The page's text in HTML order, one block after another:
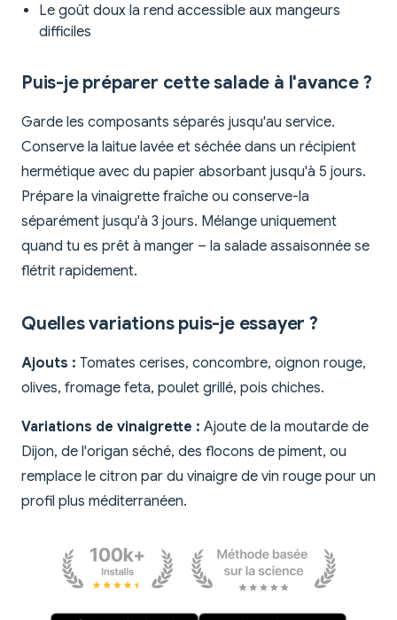
Le goût doux la rend accessible aux mangeurs
difficiles
Puis-je préparer cette salade à l'avance ?
Garde les composants séparés jusqu'au service.
Conserve la laitue lavée et séchée dans un récipient
hermétique avec du papier absorbant jusqu'à 5 jours.
Prépare la vinaigrette fraîche ou conserve-la
séparément jusqu'à 3 jours. Mélange uniquement
quand tu es prêt à manger – la salade assaisonnée se
flétrit rapidement.
Quelles variations puis-je essayer ?
Ajouts : Tomates cerises, concombre, oignon rouge,
olives, fromage feta, poulet grillé, pois chiches.
Variations de vinaigrette : Ajoute de la moutarde de
Dijon, de l'origan séché, des flocons de piment, ou
remplace le citron par du vinaigre de vin rouge pour un
profil plus méditerranéen.